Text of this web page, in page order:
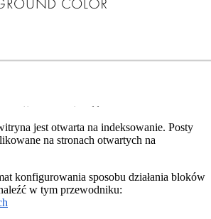
jest otwarta na indeksowanie. Posty
na stronach otwartych na
konfigurowania sposobu działania bloków
w tym przewodniku: